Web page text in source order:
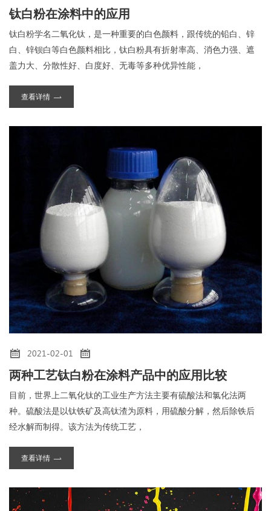
钛白粉在涂料中的应用
钛白粉学名二氧化钛，是一种重要的白色颜料，跟传统的铅白、锌
白、锌钡白等白色颜料相比，钛白粉具有折射率高、消色力强、遮
盖力大、分散性好、白度好、无毒等多种优异性能，
查看详情
2021-02-01
两种工艺钛白粉在涂料产品中的应用比较
目前，世界上二氧化钛的工业生产方法主要有硫酸法和氯化法两
种。硫酸法是以钛铁矿及高钛渣为原料，用硫酸分解，然后除铁后
经水解而制得。该方法为传统工艺，
查看详情